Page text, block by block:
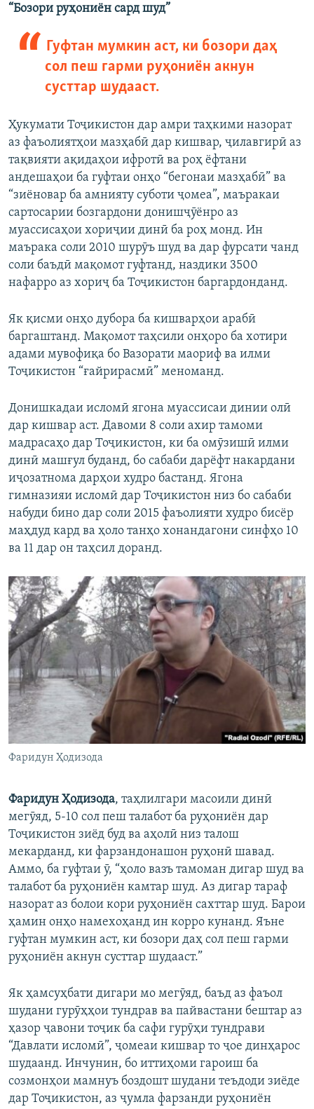
“Бозори руҳониён сард шуд”
Гуфтан мумкин аст, ки бозори даҳ
сол пеш гарми руҳониён акнун
сусттар шудааст.
Ҳукумати Тоҷикистон дар амри таҳкими назорат
аз фаъолиятҳои мазҳабӣ дар кишвар, ҷилавгирӣ аз
тақвияти ақидаҳои ифротӣ ва роҳ ёфтани
андешаҳои ба гуфтаи онҳо “бегонаи мазҳабӣ” ва
“зиёновар ба амнияту суботи ҷомеа”, маъракаи
сартосарии бозгардони донишҷӯёнро аз
муассисаҳои хориҷии динӣ ба роҳ монд. Ин
маърака соли 2010 шурӯъ шуд ва дар фурсати чанд
соли баъдӣ мақомот гуфтанд, наздики 3500
нафарро аз хориҷ ба Тоҷикистон баргардонданд.
Як қисми онҳо дубора ба кишварҳои арабӣ
баргаштанд. Мақомот таҳсили онҳоро ба хотири
адами мувофиқа бо Вазорати маориф ва илми
Тоҷикистон “ғайрирасмӣ” меноманд.
Донишкадаи исломӣ ягона муассисаи динии олӣ
дар кишвар аст. Давоми 8 соли ахир тамоми
мадрасаҳо дар Тоҷикистон, ки ба омӯзишӣ илми
динӣ машғул буданд, бо сабаби дарёфт накардани
иҷозатнома дарҳои худро бастанд. Ягона
гимназияи исломӣ дар Тоҷикистон низ бо сабаби
набуди бино дар соли 2015 фаъолияти худро бисёр
маҳдуд кард ва ҳоло танҳо хонандагони синфҳо 10
ва 11 дар он таҳсил доранд.
Фаридун Ҳодизода
Фаридун Ҳодизода, таҳлилгари масоили динӣ
мегӯяд, 5-10 сол пеш талабот ба руҳониён дар
Тоҷикистон зиёд буд ва аҳолӣ низ талош
мекарданд, ки фарзандонашон руҳонӣ шавад.
Аммо, ба гуфтаи ӯ, “ҳоло вазъ тамоман дигар шуд ва
талабот ба руҳониён камтар шуд. Аз дигар тараф
назорат аз болои кори руҳониён сахттар шуд. Барои
ҳамин онҳо намехоҳанд ин корро кунанд. Яъне
гуфтан мумкин аст, ки бозори даҳ сол пеш гарми
руҳониён акнун сусттар шудааст.”
Як ҳамсуҳбати дигари мо мегӯяд, баъд аз фаъол
шудани гурӯҳҳои тундрав ва пайвастани бештар аз
ҳазор ҷавони тоҷик ба сафи гурӯҳи тундрави
“Давлати исломӣ”, ҷомеаи кишвар то ҷое динҳарос
шудаанд. Инчунин, бо иттиҳоми гароиш ба
созмонҳои мамнуъ боздошт шудани теъдоди зиёде
дар Тоҷикистон, аз ҷумла фарзанди руҳониён